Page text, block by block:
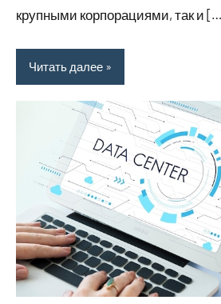
крупными корпорациями, так и
Читать далее